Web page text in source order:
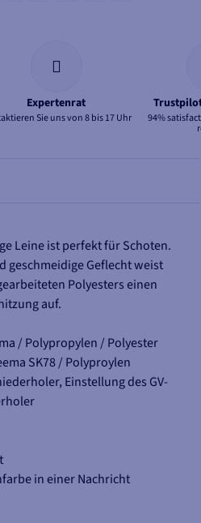
Expertenrat
Sie uns von 8 bis 17 Uhr 94%
Leine ist perfekt für Schoten.
geschmeidige Geflecht weist
Polyesters einen
auf.
/ Polypropylen / Polyester
SK78 / Polyproylen
Einstellung des GV-
in einer Nachricht